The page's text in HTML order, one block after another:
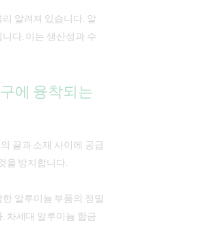
알려져 있습니다. 알
다. 이는 생산성과 수
에 융착되는
끝과 소재 사이에 공급
을 방지합니다.
알루미늄 부품의 정밀
차세대 알루미늄 합금